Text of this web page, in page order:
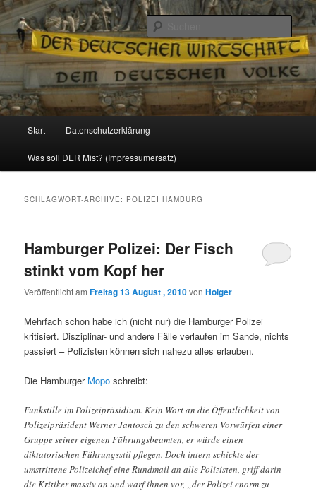
Reizzentrum
Politik, Wirtschaft, Soziales und Gesellschaft
Zum
Inhalt
Zum
sekundären
Start Datenschutzerklärung
Was soll DER Mist? (Impressumersatz)
SCHLAGWORT-ARCHIVE: POLIZEI HAMBURG
Hamburger Polizei: Der Fisch
stinkt vom Kopf her
Veröffentlicht amFreitag 13 August , 2010vonHolger
Mehrfach schon habe ich (nicht nur) die Hamburger Polizei
kritisiert. Disziplinar- und andere Fälle verlaufen im Sande, nichts
passiert – Polizisten können sich nahezu alles erlauben.
Die Hamburger Mopo schreibt:
Funkstille im Polizeipräsidium. Kein Wort an die Öffentlichkeit von
Polizeipräsident Werner Jantosch zu den schweren Vorwürfen einer
Gruppe seiner eigenen Führungsbeamten, er würde einen
diktatorischen Führungsstil pflegen. Doch intern schickte der
umstrittene Polizeichef eine Rundmail an alle Polizisten, griff darin
die Kritiker massiv an und warf ihnen vor, „der Polizei enorm zu